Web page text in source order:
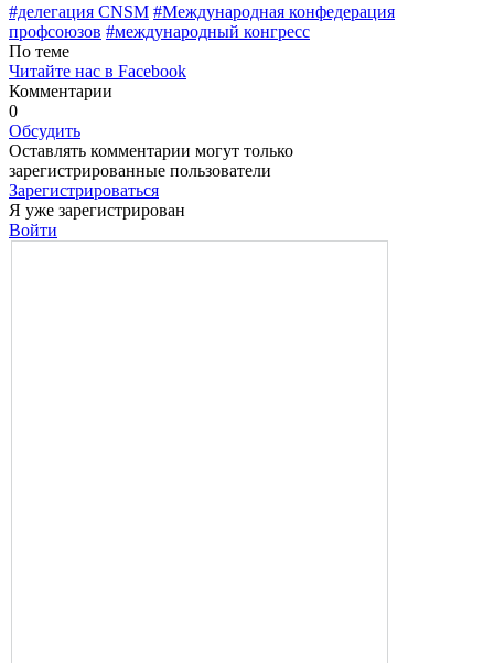
#делегация CNSM #Международная конфедерация
профсоюзов #международный конгресс
По теме
Читайте нас в Facebook
Комментарии
0
Обсудить
Оставлять комментарии могут только
зарегистрированные пользователи
Зарегистрироваться
Я уже зарегистрирован
Войти